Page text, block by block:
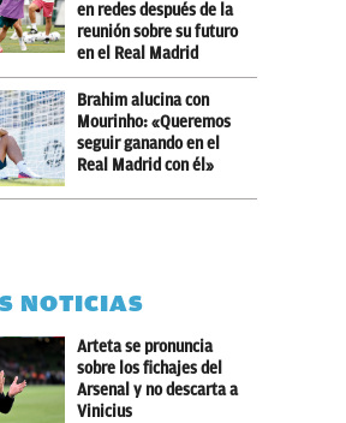
en redes después de la
reunión sobre su futuro
en el Real Madrid
Brahim alucina con
Mourinho: «Queremos
seguir ganando en el
Real Madrid con él»
NOTICIAS
Arteta se pronuncia
sobre los fichajes del
Arsenal y no descarta a
Vinicius